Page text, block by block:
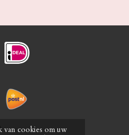
van cookies om uw